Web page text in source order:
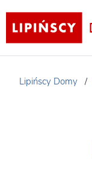
Lipińscy Domy /